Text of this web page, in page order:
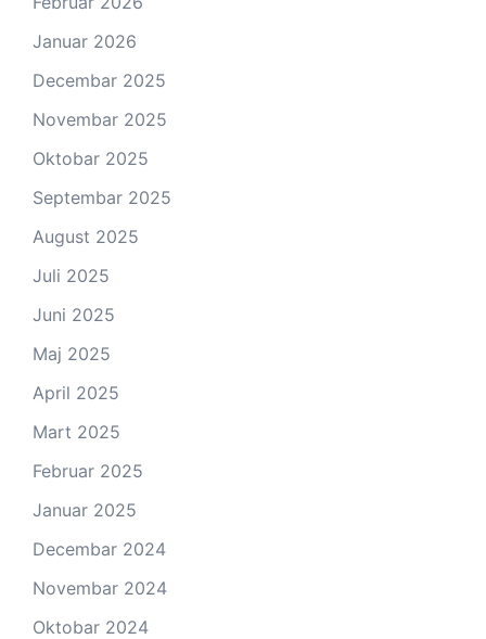
Januar 2026
Decembar 2025
Novembar 2025
Oktobar 2025
Septembar 2025
August 2025
Juli 2025
Juni 2025
Maj 2025
April 2025
Mart 2025
Februar 2025
Januar 2025
Decembar 2024
Novembar 2024
Oktobar 2024